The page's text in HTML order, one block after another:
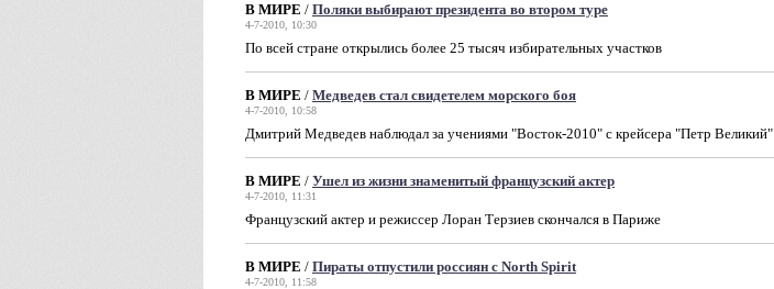
В МИРЕ / Поляки выбирают президента во втором туре
4-7-2010, 10:30
По всей стране открылись более 25 тысяч избирательных участков
В МИРЕ / Медведев стал свидетелем морского боя
4-7-2010, 10:58
Дмитрий Медведев наблюдал за учениями "Восток-2010" c крейсера "Петр Великий"
В МИРЕ / Ушел из жизни знаменитый французский актер
4-7-2010, 11:31
Французский актер и режиссер Лоран Терзиев скончался в Париже
В МИРЕ / Пираты отпустили россиян с North Spirit
4-7-2010, 11:58